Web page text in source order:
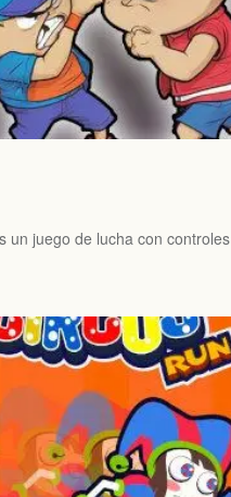
un juego de lucha con controles